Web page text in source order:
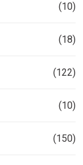
(10)
(18)
(122)
(10)
(150)